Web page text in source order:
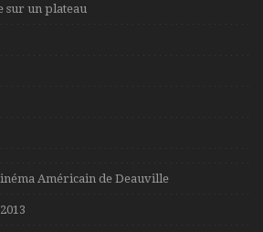
sur un plateau
Américain de Deauville